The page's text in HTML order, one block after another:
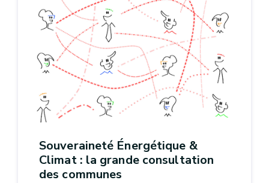
Souveraineté Énergétique &
Climat : la grande consultation
des communes